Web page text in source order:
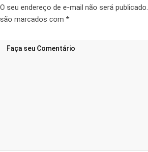
O seu endereço de e-mail não será publicado.
são marcados com *